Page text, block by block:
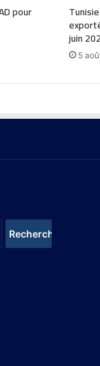
pour
juin
5